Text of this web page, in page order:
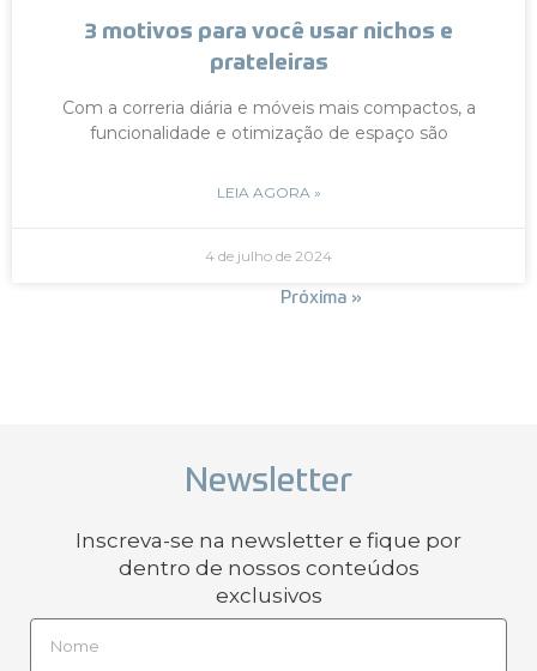
3 motivos para você usar nichos e
prateleiras
Com a correria diária e móveis mais compactos, a
funcionalidade e otimização de espaço são
LEIA AGORA »
4 de julho de 2024
Próxima »
Newsletter
Inscreva-se na newsletter e fique por
dentro de nossos conteúdos
exclusivos